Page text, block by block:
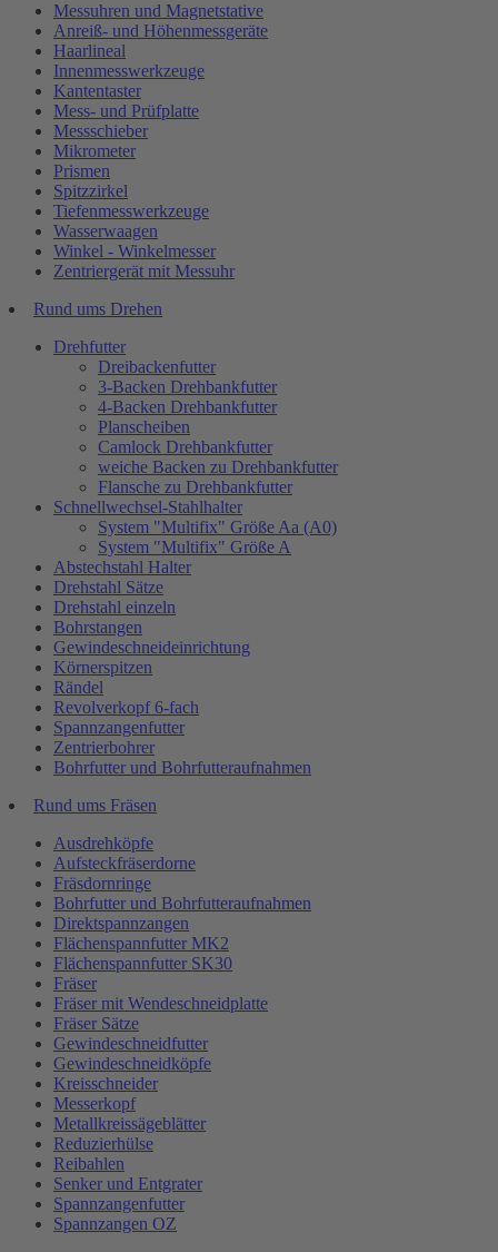
Messuhren und Magnetstative
Anreiß- und Höhenmessgeräte
Haarlineal
Innenmesswerkzeuge
Kantentaster
Mess- und Prüfplatte
Messschieber
Mikrometer
Prismen
Spitzzirkel
Tiefenmesswerkzeuge
Wasserwaagen
Winkel - Winkelmesser
Zentriergerät mit Messuhr
Rund ums Drehen
Drehfutter
Dreibackenfutter
3-Backen Drehbankfutter
4-Backen Drehbankfutter
Planscheiben
Camlock Drehbankfutter
weiche Backen zu Drehbankfutter
Flansche zu Drehbankfutter
Schnellwechsel-Stahlhalter
System "Multifix" Größe Aa (A0)
System "Multifix" Größe A
Abstechstahl Halter
Drehstahl Sätze
Drehstahl einzeln
Bohrstangen
Gewindeschneideinrichtung
Körnerspitzen
Rändel
Revolverkopf 6-fach
Spannzangenfutter
Zentrierbohrer
Bohrfutter und Bohrfutteraufnahmen
Rund ums Fräsen
Ausdrehköpfe
Aufsteckfräserdorne
Fräsdornringe
Bohrfutter und Bohrfutteraufnahmen
Direktspannzangen
Flächenspannfutter MK2
Flächenspannfutter SK30
Fräser
Fräser mit Wendeschneidplatte
Fräser Sätze
Gewindeschneidfutter
Gewindeschneidköpfe
Kreisschneider
Messerkopf
Metallkreissägeblätter
Reduzierhülse
Reibahlen
Senker und Entgrater
Spannzangenfutter
Spannzangen OZ